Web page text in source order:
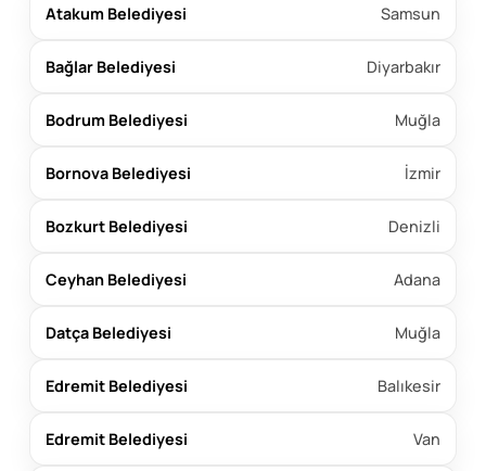
Atakum Belediyesi Samsun
Bağlar Belediyesi Diyarbakır
Bodrum Belediyesi Muğla
Bornova Belediyesi İzmir
Bozkurt Belediyesi Denizli
Ceyhan Belediyesi Adana
Datça Belediyesi Muğla
Edremit Belediyesi Balıkesir
Edremit Belediyesi Van